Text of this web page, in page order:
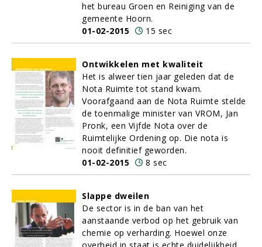
het bureau Groen en Reiniging van de
gemeente Hoorn.
01-02-2015
15 sec
Ontwikkelen met kwaliteit
Het is alweer tien jaar geleden dat de
Nota Ruimte tot stand kwam.
Voorafgaand aan de Nota Ruimte stelde
de toenmalige minister van VROM, Jan
Pronk, een Vijfde Nota over de
Ruimtelijke Ordening op. Die nota is
nooit definitief geworden.
01-02-2015
8 sec
Slappe dweilen
De sector is in de ban van het
aanstaande verbod op het gebruik van
chemie op verharding. Hoewel onze